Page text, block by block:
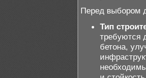
Перед выбором
Тип
требуются
бетона,